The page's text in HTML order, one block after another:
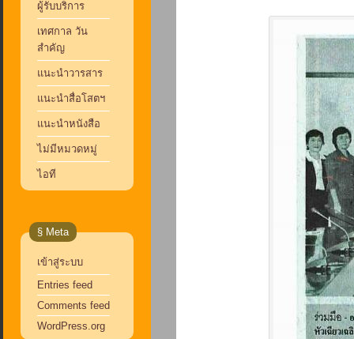
ผู้รับบริการ
เทศกาล วัน
สำคัญ
แนะนำวารสาร
แนะนำสื่อโสตฯ
แนะนำหนังสือ
ไม่มีหมวดหมู่
ไอที
§ Meta
เข้าสู่ระบบ
Entries feed
Comments feed
WordPress.org